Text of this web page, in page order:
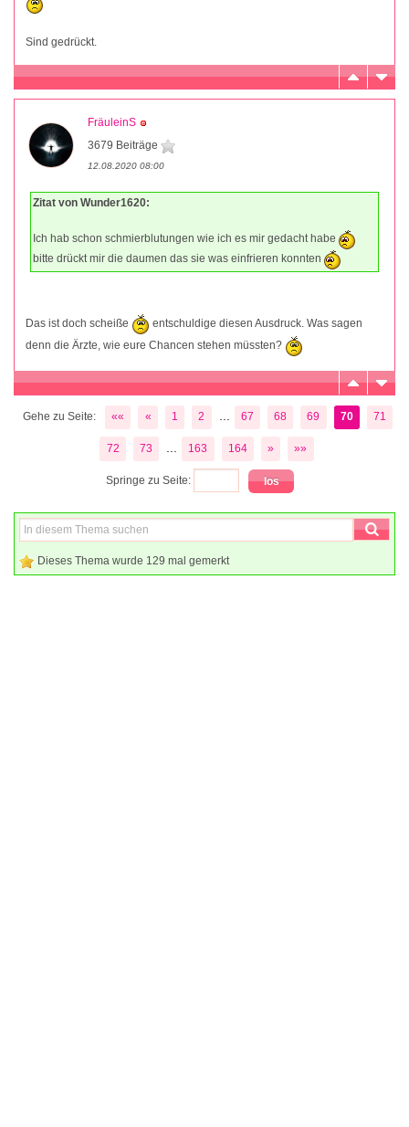
Sind gedrückt.
FräuleinS
3679 Beiträge
12.08.2020 08:00
Zitat von Wunder1620:
Ich hab schon schmierblutungen wie ich es mir gedacht habe
bitte drückt mir die daumen das sie was einfrieren konnten
Das ist doch scheiße
entschuldige diesen Ausdruck. Was sagen
denn die Ärzte, wie eure Chancen stehen müssten?
Gehe zu Seite: «« « 1 2 ... 67 68 69 70 71
72 73 163 164 » »»
Springe zu Seite:
Dieses Thema wurde 129 mal gemerkt